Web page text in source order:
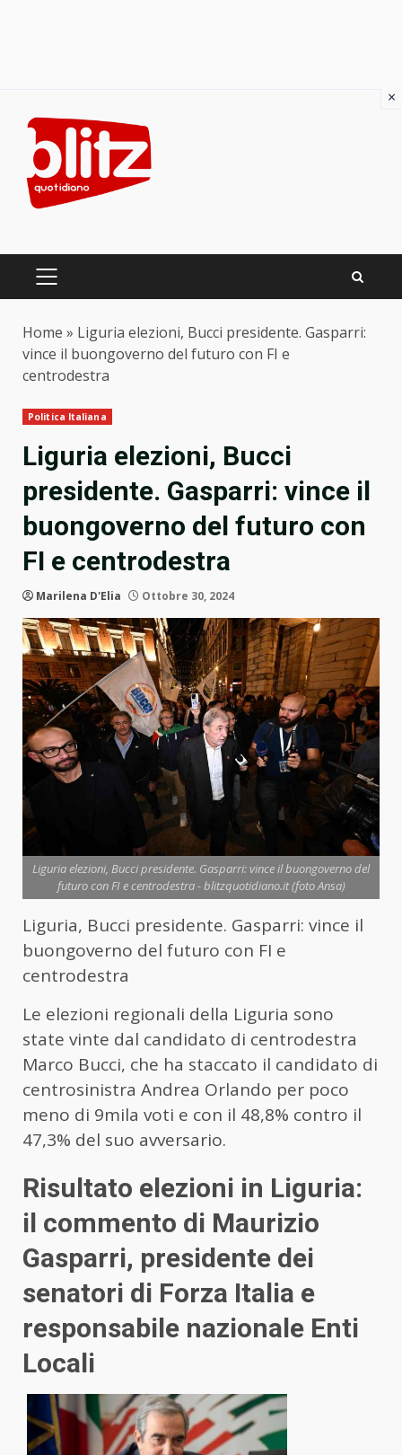
content
PRIMARY
Home » Liguria elezioni, Bucci presidente. Gasparri:
vince il buongoverno del futuro con FI e
centrodestra
Politica Italiana
Liguria elezioni, Bucci
presidente. Gasparri: vince il
buongoverno del futuro con
FI e centrodestra
Marilena D'Elia Ottobre 30, 2024
Liguria elezioni, Bucci presidente. Gasparri: vince il buongoverno del
futuro con FI e centrodestra - blitzquotidiano.it (foto Ansa)
Liguria, Bucci presidente. Gasparri: vince il
buongoverno del futuro con FI e
centrodestra
Le elezioni regionali della Liguria sono
state vinte dal candidato di centrodestra
Marco Bucci, che ha staccato il candidato di
centrosinistra Andrea Orlando per poco
meno di 9mila voti e con il 48,8% contro il
47,3% del suo avversario.
Risultato elezioni in Liguria:
il commento di Maurizio
Gasparri, presidente dei
senatori di Forza Italia e
responsabile nazionale Enti
Locali
×